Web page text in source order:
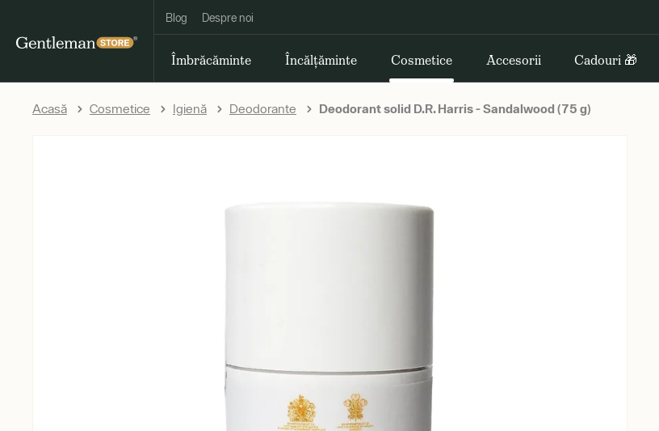
Blog Despre noi
Îmbrăcăminte Încălțăminte Cosmetice Accesorii Cadouri 🎁
Acasă Cosmetice Igienă Deodorante Deodorant solid D.R. Harris - Sandalwood (75 g)